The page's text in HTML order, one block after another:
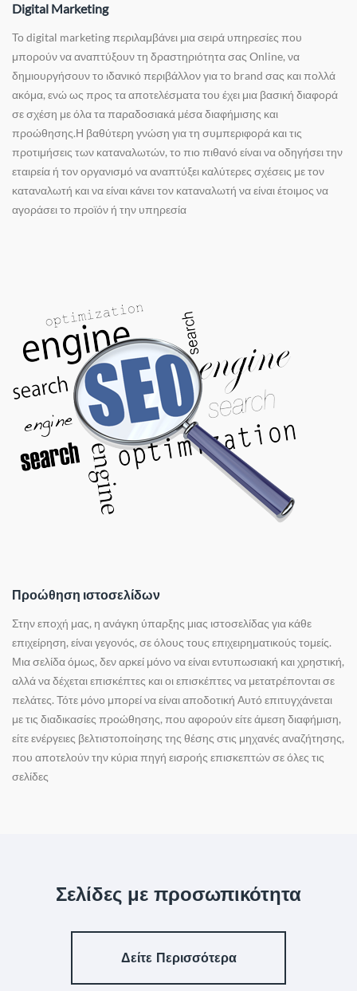
Digital Marketing
Το digital marketing περιλαμβάνει μια σειρά υπηρεσίες που
μπορούν να αναπτύξουν τη δραστηριότητα σας Online, να
δημιουργήσουν το ιδανικό περιβάλλον για το brand σας και πολλά
ακόμα, ενώ ως προς τα αποτελέσματα του έχει μια βασική διαφορά
σε σχέση με όλα τα παραδοσιακά μέσα διαφήμισης και
προώθησης.Η βαθύτερη γνώση για τη συμπεριφορά και τις
προτιμήσεις των καταναλωτών, το πιο πιθανό είναι να οδηγήσει την
εταιρεία ή τον οργανισμό να αναπτύξει καλύτερες σχέσεις με τον
καταναλωτή και να είναι κάνει τον καταναλωτή να είναι έτοιμος να
αγοράσει το προϊόν ή την υπηρεσία
Προώθηση ιστοσελίδων
Στην εποχή μας, η ανάγκη ύπαρξης μιας ιστοσελίδας για κάθε
επιχείρηση, είναι γεγονός, σε όλους τους επιχειρηματικούς τομείς.
Μια σελίδα όμως, δεν αρκεί μόνο να είναι εντυπωσιακή και χρηστική,
αλλά να δέχεται επισκέπτες και οι επισκέπτες να μετατρέπονται σε
πελάτες. Τότε μόνο μπορεί να είναι αποδοτική Αυτό επιτυγχάνεται
με τις διαδικασίες προώθησης, που αφορούν είτε άμεση διαφήμιση,
είτε ενέργειες βελτιστοποίησης της θέσης στις μηχανές αναζήτησης,
που αποτελούν την κύρια πηγή εισροής επισκεπτών σε όλες τις
σελίδες
Σελίδες με προσωπικότητα
Δείτε Περισσότερα